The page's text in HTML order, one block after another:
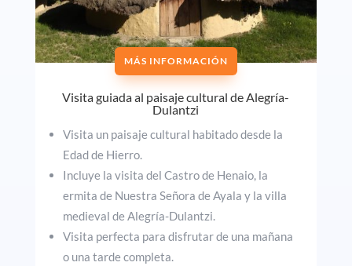
MÁS INFORMACIÓN
Visita guiada al paisaje cultural de Alegría-
Dulantzi
Visita un paisaje cultural habitado desde la
Edad de Hierro.
Incluye la visita del Castro de Henaio, la
ermita de Nuestra Señora de Ayala y la villa
medieval de Alegría-Dulantzi.
Visita perfecta para disfrutar de una mañana
o una tarde completa.